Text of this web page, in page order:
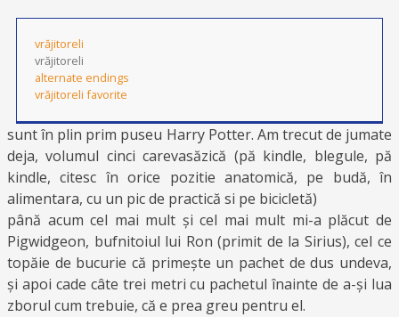
vrăjitoreli
vrăjitoreli
alternate endings
vrăjitoreli favorite
sunt în plin prim puseu Harry Potter. Am trecut de jumate
deja, volumul cinci carevasăzică (pă kindle, blegule, pă
kindle, citesc în orice pozitie anatomică, pe budă, în
alimentara, cu un pic de practică si pe bicicletă)
până acum cel mai mult și cel mai mult mi-a plăcut de
Pigwidgeon, bufnitoiul lui Ron (primit de la Sirius), cel ce
topăie de bucurie că primește un pachet de dus undeva,
și apoi cade câte trei metri cu pachetul înainte de a-și lua
zborul cum trebuie, că e prea greu pentru el.